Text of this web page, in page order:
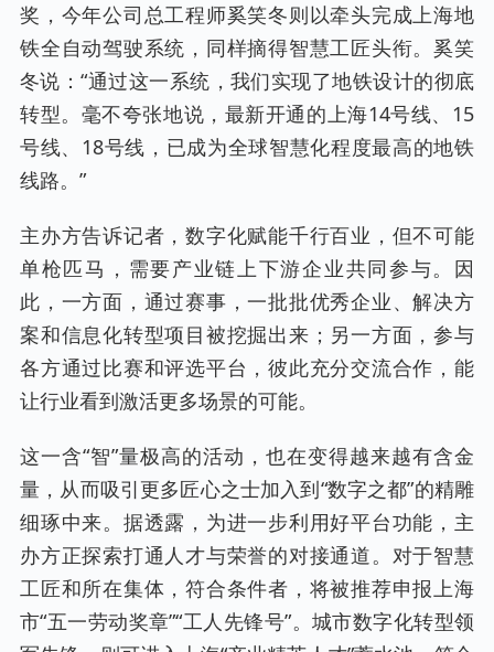
奖，今年公司总工程师奚笑冬则以牵头完成上海地
铁全自动驾驶系统，同样摘得智慧工匠头衔。奚笑
冬说：“通过这一系统，我们实现了地铁设计的彻底
转型。毫不夸张地说，最新开通的上海14号线、15
号线、18号线，已成为全球智慧化程度最高的地铁
线路。”
主办方告诉记者，数字化赋能千行百业，但不可能
单枪匹马，需要产业链上下游企业共同参与。因
此，一方面，通过赛事，一批批优秀企业、解决方
案和信息化转型项目被挖掘出来；另一方面，参与
各方通过比赛和评选平台，彼此充分交流合作，能
让行业看到激活更多场景的可能。
这一含“智”量极高的活动，也在变得越来越有含金
量，从而吸引更多匠心之士加入到“数字之都”的精雕
细琢中来。据透露，为进一步利用好平台功能，主
办方正探索打通人才与荣誉的对接通道。对于智慧
工匠和所在集体，符合条件者，将被推荐申报上海
市“五一劳动奖章”“工人先锋号”。城市数字化转型领